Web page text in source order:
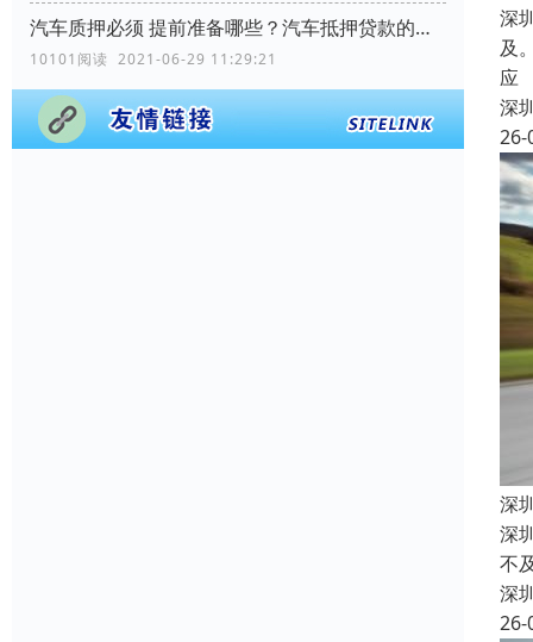
汽车质押必须 提前准备哪些？汽车抵押贷款的步骤是啥？
10101阅读 2021-06-29 11:29:21
深
及
应
深
26-
深
深
不
深
26-